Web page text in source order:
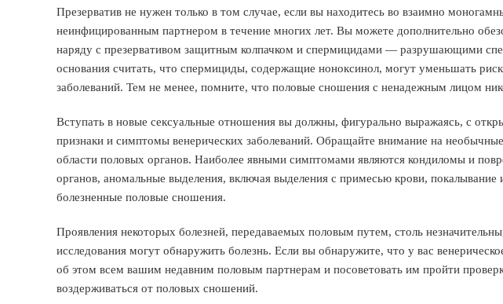
Презерватив не нужен только в том случае, если вы находитесь во взаимно
неинфицированным партнером в течение многих лет. Вы можете дополнительно
наряду с презервативом защитным колпачком и спермицидами — разрушающими
основания считать, что спермициды, содержащие ноноксинол, могут уменьшать
заболеваний. Тем не менее, помните, что половые сношения с ненадежным лицом
Вступать в новые сексуальные отношения вы должны, фигурально выражаясь, с
признаки и симптомы венерических заболеваний. Обращайте внимание на
области половых органов. Наиболее явными симптомами являются кондиломы и
органов, аномальные выделения, включая выделения с примесью крови,
болезненные половые сношения.
Проявления некоторых болезней, передаваемых половым путем, столь
исследования могут обнаружить болезнь. Если вы обнаружите, что у вас
об этом всем вашим недавним половым партнерам и посоветовать им пройти
воздерживаться от половых сношений.